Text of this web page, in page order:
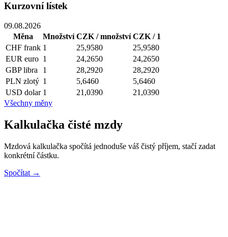
Kurzovní lístek
09.08.2026
Měna
Množství CZK / množství CZK / 1
CHF frank 1 25,9580
25,9580
EUR euro 1 24,2650
24,2650
GBP libra 1 28,2920
28,2920
PLN zlotý 1 5,6460
5,6460
USD dolar 1 21,0390
21,0390
Všechny měny
Kalkulačka čisté mzdy
Mzdová kalkulačka spočítá jednoduše váš čistý příjem, stačí zadat
konkrétní částku.
Spočítat →